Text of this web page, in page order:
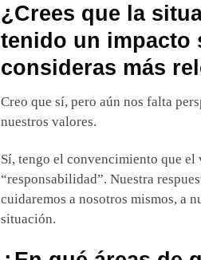
¿Crees que la
tenido un impacto
consideras más
Creo que sí, pero aún nos falta
nuestros valores.
Sí, tengo el convencimiento que el
“responsabilidad”. Nuestra
cuidaremos a nosotros mismos, a
situación.